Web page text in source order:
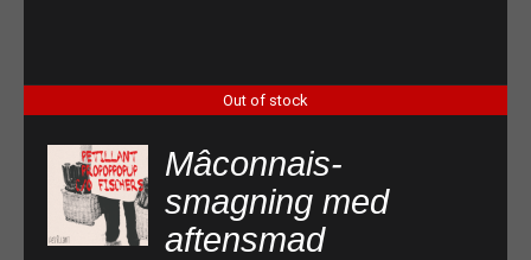
Out of stock
Mâconnais-
smagning med
aftensmad